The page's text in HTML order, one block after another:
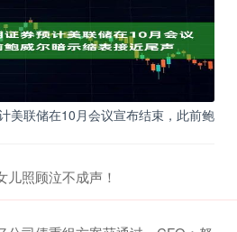
美联储在10月会议宣布结束，此前鲍
照顾泣不成声！